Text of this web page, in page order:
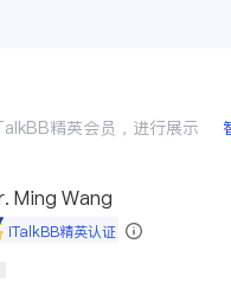
精英会员，进行展示
Ming Wang
iTalkBB精英认证
Institute has more tha